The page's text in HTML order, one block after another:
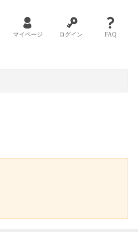
マイページ ログイン FAQ